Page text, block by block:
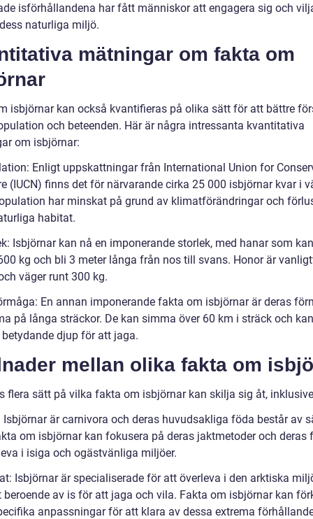
isförhållandena har fått människor att engagera sig och
naturliga miljö.
mätningar om fakta om
isbjörnar kan också kvantifieras på olika sätt för att bättre
och beteenden. Här är några intressanta kvantitativa
om isbjörnar:
Enligt uppskattningar från International Union for
(IUCN) finns det för närvarande cirka 25 000 isbjörnar kvar i
har minskat på grund av klimatförändringar och
habitat.
Isbjörnar kan nå en imponerande storlek, med hanar som
kg och bli 3 meter långa från nos till svans. Honor är
väger runt 300 kg.
En annan imponerande fakta om isbjörnar är deras
på långa sträckor. De kan simma över 60 km i sträck och
djup för att jaga.
mellan olika fakta om
flera sätt på vilka fakta om isbjörnar kan skilja sig åt,
Isbjörnar är carnivora och deras huvudsakliga föda består av
om isbjörnar kan fokusera på deras jaktmetoder och deras
i isiga och ogästvänliga miljöer.
Isbjörnar är specialiserade för att överleva i den arktiska
beroende av is för att jaga och vila. Fakta om isbjörnar kan
anpassningar för att klara av dessa extrema